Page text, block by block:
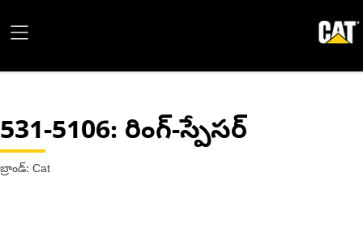
531-5106: రింగ్-స్పేసర్
బ్రాండ్: Cat